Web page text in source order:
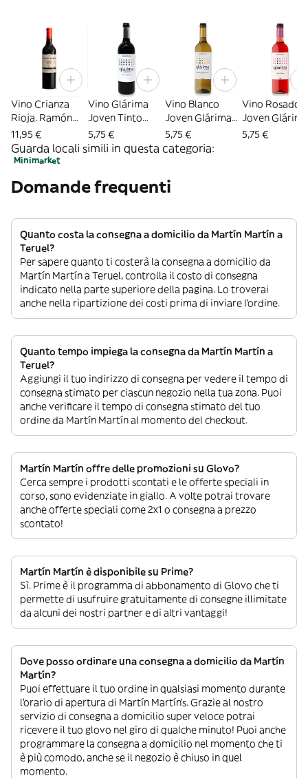
Vino Crianza
Rioja. Ramón
Bilbao
11,95 €
Vino Glárima
Joven Tinto
Sommos (75 Cl.)
5,75 €
Vino Blanco
Joven Glárima
D.O Somontano
(75 Cl.)
5,75 €
Vino Rosado
Joven Glárima
D.O.
5,75 €
Guarda locali simili in questa categoria:
Minimarket
Domande frequenti
Quanto costa la consegna a domicilio da Martín Martín a
Teruel?
Per sapere quanto ti costerà la consegna a domicilio da
Martín Martín a Teruel, controlla il costo di consegna
indicato nella parte superiore della pagina. Lo troverai
anche nella ripartizione dei costi prima di inviare l’ordine.
Quanto tempo impiega la consegna da Martín Martín a
Teruel?
Aggiungi il tuo indirizzo di consegna per vedere il tempo di
consegna stimato per ciascun negozio nella tua zona. Puoi
anche verificare il tempo di consegna stimato del tuo
ordine da Martín Martín al momento del checkout.
Martín Martín offre delle promozioni su Glovo?
Cerca sempre i prodotti scontati e le offerte speciali in
corso, sono evidenziate in giallo. A volte potrai trovare
anche offerte speciali come 2x1 o consegna a prezzo
scontato!
Martín Martín è disponibile su Prime?
Sì. Prime è il programma di abbonamento di Glovo che ti
permette di usufruire gratuitamente di consegne illimitate
da alcuni dei nostri partner e di altri vantaggi!
Dove posso ordinare una consegna a domicilio da Martín
Martín?
Puoi effettuare il tuo ordine in qualsiasi momento durante
l’orario di apertura di Martín Martín’s. Grazie al nostro
servizio di consegna a domicilio super veloce potrai
ricevere il tuo glovo nel giro di qualche minuto! Puoi anche
programmare la consegna a domicilio nel momento che ti
è più comodo, anche se il negozio è chiuso in quel
momento.